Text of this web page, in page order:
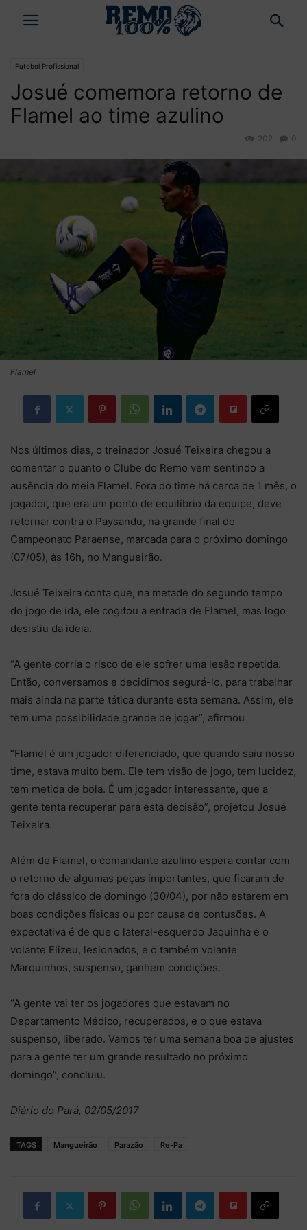
Futebol Profissional
Josué comemora retorno de
Flamel ao time azulino
0
202
Flamel
Nos últimos dias, o treinador Josué Teixeira chegou a
comentar o quanto o Clube do Remo vem sentindo a
ausência do meia Flamel. Fora do time há cerca de 1 mês, o
jogador, que era um ponto de equilíbrio da equipe, deve
retornar contra o Paysandu, na grande final do
Campeonato Paraense, marcada para o próximo domingo
(07/05), às 16h, no Mangueirão.
Josué Teixeira conta que, na metade do segundo tempo
do jogo de ida, ele cogitou a entrada de Flamel, mas logo
desistiu da ideia.
“A gente corria o risco de ele sofrer uma lesão repetida.
Então, conversamos e decidimos segurá-lo, para trabalhar
mais ainda na parte tática durante esta semana. Assim, ele
tem uma possibilidade grande de jogar”, afirmou
“Flamel é um jogador diferenciado, que quando saiu nosso
time, estava muito bem. Ele tem visão de jogo, tem lucidez,
tem metida de bola. É um jogador interessante, que a
gente tenta recuperar para esta decisão”, projetou Josué
Teixeira.
Além de Flamel, o comandante azulino espera contar com
o retorno de algumas peças importantes, que ficaram de
fora do clássico de domingo (30/04), por não estarem em
boas condições físicas ou por causa de contusões. A
expectativa é de que o lateral-esquerdo Jaquinha e o
volante Elizeu, lesionados, e o também volante
Marquinhos, suspenso, ganhem condições.
“A gente vai ter os jogadores que estavam no
Departamento Médico, recuperados, e o que estava
suspenso, liberado. Vamos ter uma semana boa de ajustes
para a gente ter um grande resultado no próximo
domingo”, concluiu.
Diário do Pará, 02/05/2017
TAGS Mangueirão Parazão Re-Pa